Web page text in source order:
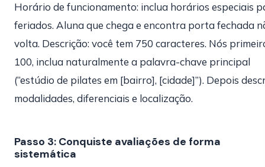
Horário de funcionamento: inclua horários especiais
feriados. Aluna que chega e encontra porta fechada
volta. Descrição: você tem 750 caracteres. Nós
100, inclua naturalmente a palavra-chave principal
(“estúdio de pilates em [bairro], [cidade]”). Depois
modalidades, diferenciais e localização.
Passo 3: Conquiste avaliações de forma
sistemática